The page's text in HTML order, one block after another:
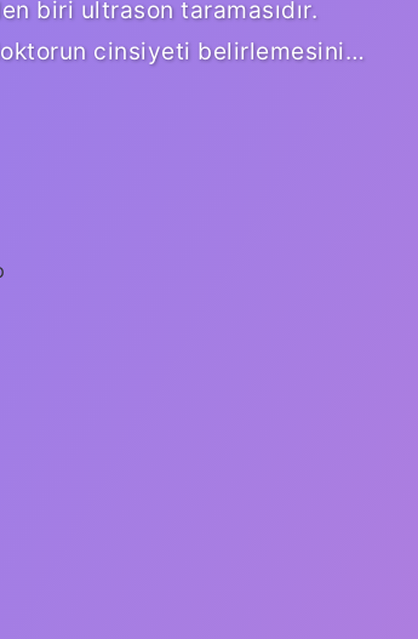
biri ultrason taramasıdır.
cinsiyeti belirlemesini…